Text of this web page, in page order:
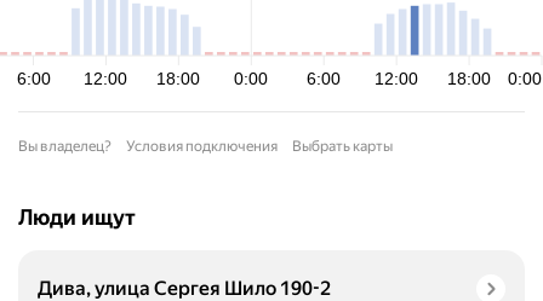
Вы владелец? Условия подключения Выбрать карты
Люди ищут
Дива, улица Сергея Шило 190-2